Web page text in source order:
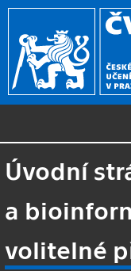
Úvodní
a
volitelné